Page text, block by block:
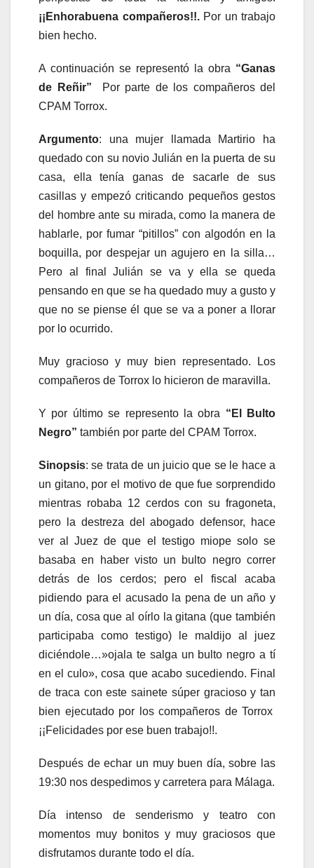
¡¡Enhorabuena compañeros!!.Por un trabajo
bien hecho.
A continuación se representó la obra “Ganas
de Reñir”
Por parte de los compañeros del
CPAM Torrox.
Argumento: una mujer llamada Martirio ha
quedado con su novio Julián en la puerta de su
casa, ella tenía ganas de sacarle de sus
casillas y empezó criticando pequeños gestos
del hombre ante su mirada, como la manera de
hablarle, por fumar “pitillos” con algodón en la
boquilla, por despejar un agujero en la silla…
Pero al final Julián se va y ella se queda
pensando en que se ha quedado muy a gusto y
que no se piense él que se va a poner a llorar
por lo ocurrido.
Muy gracioso y muy bien representado. Los
compañeros de Torrox lo hicieron de maravilla.
Y por último se represento la obra “El Bulto
Negro” también por parte del CPAM Torrox.
Sinopsis: se trata de un juicio que se le hace a
un gitano, por el motivo de que fue sorprendido
mientras robaba 12 cerdos con su fragoneta,
pero la destreza del abogado defensor, hace
ver al Juez de que el testigo miope solo se
basaba en haber visto un bulto negro correr
detrás de los cerdos; pero el fiscal acaba
pidiendo para el acusado la pena de un año y
un día, cosa que al oírlo la gitana (que también
participaba como testigo) le maldijo al juez
diciéndole…»ojala te salga un bulto negro a tí
en el culo», cosa que acabo sucediendo. Final
de traca con este sainete súper gracioso y tan
bien ejecutado por los compañeros de Torrox
¡¡Felicidades por ese buen trabajo!!.
Después de echar un muy buen día, sobre las
19:30 nos despedimos y carretera para Málaga.
Día intenso de senderismo y teatro con
momentos muy bonitos y muy graciosos que
disfrutamos durante todo el día.